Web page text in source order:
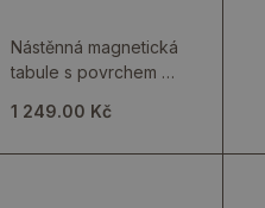
Nástěnná magnetická
tabule s povrchem z
1 249.00 Kč